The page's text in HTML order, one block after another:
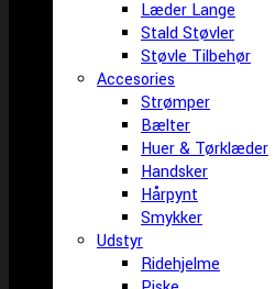
Læder Lange
Stald Støvler
Støvle Tilbehør
Accesories
Strømper
Bælter
Huer & Tørklæder
Handsker
Hårpynt
Smykker
Udstyr
Ridehjelme